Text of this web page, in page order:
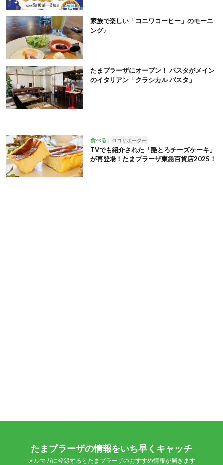
家族で楽しい「コニワコーヒー」のモーニ
ング♪
たまプラーザにオープン！ パスタがメイン
のイタリアン「クラシカル パスタ」
食べる ロコサポーター
TVでも紹介された「艶とろチーズケーキ」
が再登場！たまプラーザ東急百貨店2025！
たまプラーザの情報をいち早くキャッチ
メルマガに登録するとたまプラーザのおすすめ情報が届きます